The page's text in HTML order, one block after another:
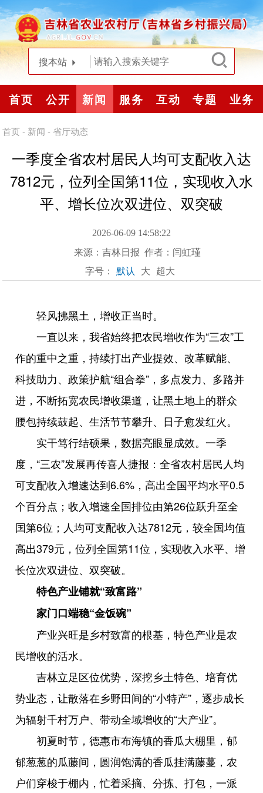
搜本站
首页 公开 新闻 服务 互动 专题 业务
首页 - 新闻 -省厅动态
一季度全省农村居民人均可支配收入达
7812元，位列全国第11位，实现收入水
平、增长位次双进位、双突破
2026-06-09 14:58:22
来源： 吉林日报 作者：闫虹瑾
字号： 默认 大 超大
轻风拂黑土，增收正当时。
一直以来，我省始终把农民增收作为“三农”工
作的重中之重，持续打出产业提效、改革赋能、
科技助力、政策护航“组合拳”，多点发力、多路并
进，不断拓宽农民增收渠道，让黑土地上的群众
腰包持续鼓起、生活节节攀升、日子愈发红火。
实干笃行结硕果，数据亮眼显成效。一季
度，“三农”发展再传喜人捷报：全省农村居民人均
可支配收入增速达到6.6%，高出全国平均水平0.5
个百分点；收入增速全国排位由第26位跃升至全
国第6位；人均可支配收入达7812元，较全国均值
高出379元，位列全国第11位，实现收入水平、增
长位次双进位、双突破。
特色产业铺就“致富路”
家门口端稳“金饭碗”
产业兴旺是乡村致富的根基，特色产业是农
民增收的活水。
吉林立足区位优势，深挖乡土特色、培育优
势业态，让散落在乡野田间的“小特产”，逐步成长
为辐射千村万户、带动全域增收的“大产业”。
初夏时节，德惠市布海镇的香瓜大棚里，郁
郁葱葱的瓜藤间，圆润饱满的香瓜挂满藤蔓，农
户们穿梭于棚内，忙着采摘、分拣、打包，一派